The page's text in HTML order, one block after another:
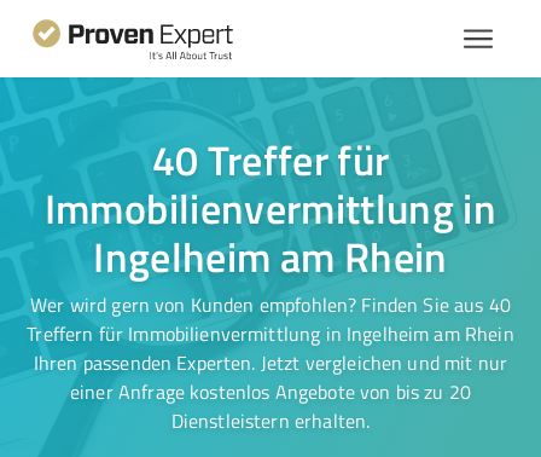
40 Treffer für
Immobilienvermittlung in
Ingelheim am Rhein
Wer wird gern von Kunden empfohlen? Finden Sie aus 40
Treffern für Immobilienvermittlung in Ingelheim am Rhein
Ihren passenden Experten. Jetzt vergleichen und mit nur
einer Anfrage kostenlos Angebote von bis zu 20
Dienstleistern erhalten.